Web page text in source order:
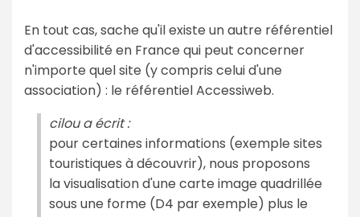
En tout cas, sache qu'il existe un autre référentiel
d'accessibilité en France qui peut concerner
n'importe quel site (y compris celui d'une
association) : le référentiel Accessiweb.
cilou a écrit :
pour certaines informations (exemple sites
touristiques à découvrir), nous proposons
la visualisation d'une carte image quadrillée
sous une forme (D4 par exemple) plus le